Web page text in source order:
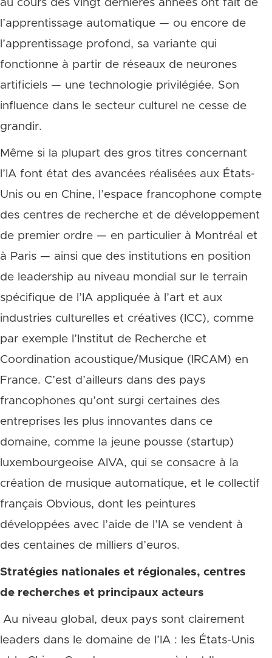
au cours des vingt dernières années ont fait de
l’apprentissage automatique — ou encore de
l’apprentissage profond, sa variante qui
fonctionne à partir de réseaux de neurones
artificiels — une technologie privilégiée. Son
influence dans le secteur culturel ne cesse de
grandir.
Même si la plupart des gros titres concernant
l’IA font état des avancées réalisées aux États-
Unis ou en Chine, l’espace francophone compte
des centres de recherche et de développement
de premier ordre — en particulier à Montréal et
à Paris — ainsi que des institutions en position
de leadership au niveau mondial sur le terrain
spécifique de l’IA appliquée à l’art et aux
industries culturelles et créatives (ICC), comme
par exemple l’Institut de Recherche et
Coordination acoustique/Musique (IRCAM) en
France. C’est d’ailleurs dans des pays
francophones qu’ont surgi certaines des
entreprises les plus innovantes dans ce
domaine, comme la jeune pousse (startup)
luxembourgeoise AIVA, qui se consacre à la
création de musique automatique, et le collectif
français Obvious, dont les peintures
développées avec l’aide de l’IA se vendent à
des centaines de milliers d’euros.
Stratégies nationales et régionales, centres
de recherches et principaux acteurs
Au niveau global, deux pays sont clairement
leaders dans le domaine de l’IA : les États-Unis